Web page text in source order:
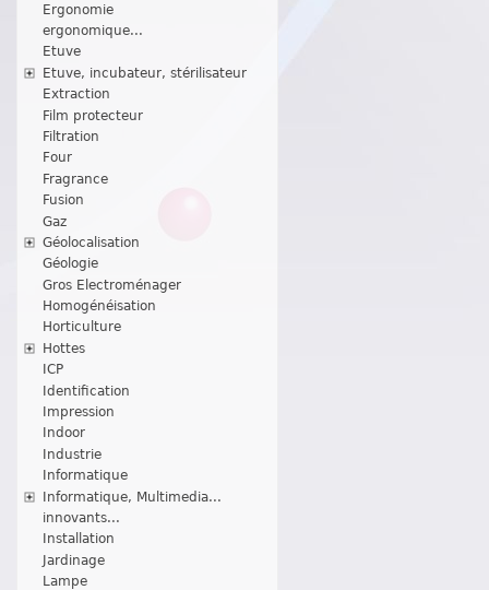
Ergonomie
ergonomique...
Etuve
Etuve, incubateur, stérilisateur
Extraction
Film protecteur
Filtration
Four
Fragrance
Fusion
Gaz
Géolocalisation
Géologie
Gros Electroménager
Homogénéisation
Horticulture
Hottes
ICP
Identification
Impression
Indoor
Industrie
Informatique
Informatique, Multimedia...
innovants...
Installation
Jardinage
Lampe